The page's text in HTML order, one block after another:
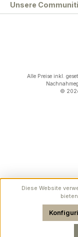
Unsere
Alle Preise inkl.
©
Werkzeugleiste
Diese Website